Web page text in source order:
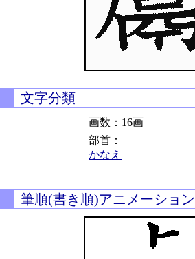
文字分類
画数：16画
部首：
かなえ
筆順(書き順)アニメーション